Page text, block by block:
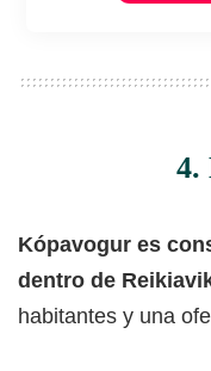
4.
Kópavogur es
dentro de
habitantes y una